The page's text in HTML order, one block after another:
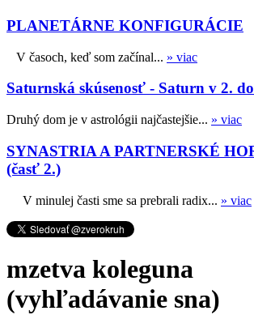
PLANETÁRNE KONFIGURÁCIE
V časoch, keď som začínal... » viac
Saturnská skúsenosť - Saturn v 2.
Druhý dom je v astrológii najčastejšie... » viac
SYNASTRIA A PARTNERSKÉ
(časť 2.)
V minulej časti sme sa prebrali radix... » viac
mzetva koleguna
(vyhľadávanie sna)